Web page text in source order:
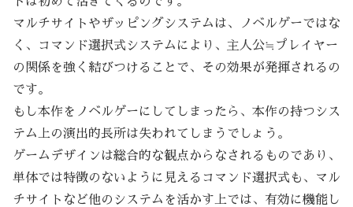
マルチサイトやザッピングシステムは、ノベルゲーではな
く、コマンド選択式システムにより、主人公≒プレイヤー
の関係を強く結びつけることで、その効果が発揮されるの
です。
もし本作をノベルゲーにしてしまったら、本作の持つシス
テム上の演出的長所は失われてしまうでしょう。
ゲームデザインは総合的な観点からなされるものであり、
単体では特徴のないように見えるコマンド選択式も、マル
チサイトなど他のシステムを活かす上では、有効に機能し